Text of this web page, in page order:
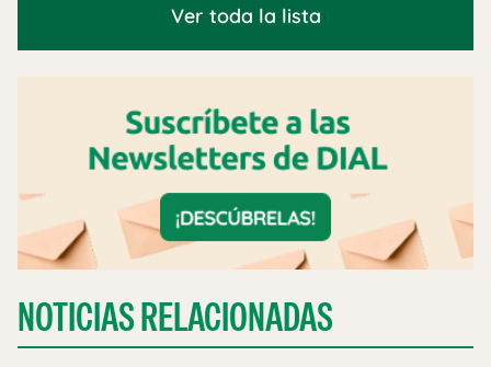
Ver toda la lista
NOTICIAS RELACIONADAS